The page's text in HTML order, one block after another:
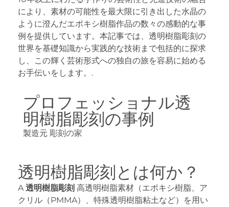
により、素材の可能性を最大限に引き出した水晶の
ように澄んだエポキシ樹脂作品の数々の感動的な事
例を提供しています。本記事では、透明樹脂彫刻の
世界を基礎知識から実践的な技術まで包括的に探求
し、この輝く芸術形式への独自の旅を容易に始める
お手伝いをします。.
プロフェッショナル透
明樹脂彫刻の事例
製造元 彫刻の家
透明樹脂彫刻とは何か？
A透明樹脂彫刻 高透明樹脂素材（エポキシ樹脂、ア
クリル（PMMA）、特殊透明樹脂粘土など）を用い